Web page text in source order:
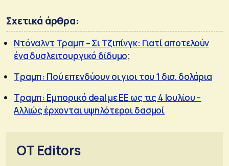
Σχετικά άρθρα:
Ντόναλντ Τραμπ – Σι Τζιπίνγκ: Γιατί αποτελούν
ένα δυσλειτουργικό δίδυμο;
Τραμπ: Πού επενδύουν οι γιοι του 1 δισ. δολάρια
Τραμπ: Εμπορικό deal με ΕΕ ως τις 4 Ιουλίου –
Αλλιώς έρχονται υψηλότεροι δασμοί
OT Editors